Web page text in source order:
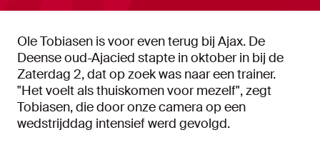
Ole Tobiasen is voor even terug bij Ajax. De
Deense oud-Ajacied stapte in oktober in bij de
Zaterdag 2, dat op zoek was naar een trainer.
"Het voelt als thuiskomen voor mezelf", zegt
Tobiasen, die door onze camera op een
wedstrijddag intensief werd gevolgd.